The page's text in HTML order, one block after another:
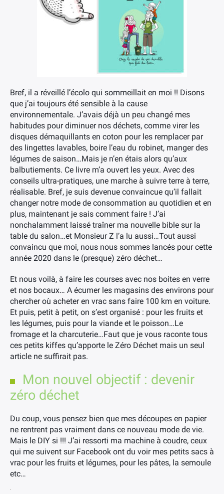
Bref, il a réveillé l’écolo qui sommeillait en moi !! Disons
que j’ai toujours été sensible à la cause
environnementale. J’avais déjà un peu changé mes
habitudes pour diminuer nos déchets, comme virer les
disques démaquillants en coton pour les remplacer par
des lingettes lavables, boire l’eau du robinet, manger des
légumes de saison…Mais je n’en étais alors qu’aux
balbutiements. Ce livre m’a ouvert les yeux. Avec des
conseils ultra-pratiques, une marche à suivre terre à terre,
réalisable. Bref, je suis devenue convaincue qu’il fallait
changer notre mode de consommation au quotidien et en
plus, maintenant je sais comment faire ! J’ai
nonchalamment laissé traîner ma nouvelle bible sur la
table du salon…et Monsieur Z l’a lu aussi…Tout aussi
convaincu que moi, nous nous sommes lancés pour cette
année 2020 dans le (presque) zéro déchet…
Et nous voilà, à faire les courses avec nos boites en verre
et nos bocaux… A écumer les magasins des environs pour
chercher où acheter en vrac sans faire 100 km en voiture.
Et puis, petit à petit, on s’est organisé : pour les fruits et
les légumes, puis pour la viande et le poisson…Le
fromage et la charcuterie…Faut que je vous raconte tous
ces petits kiffes qu’apporte le Zéro Déchet mais un seul
article ne suffirait pas.
Mon nouvel objectif : devenir
zéro déchet
Du coup, vous pensez bien que mes découpes en papier
ne rentrent pas vraiment dans ce nouveau mode de vie.
Mais le DIY si !!! J’ai ressorti ma machine à coudre, ceux
qui me suivent sur Facebook ont du voir mes petits sacs à
vrac pour les fruits et légumes, pour les pâtes, la semoule
etc…